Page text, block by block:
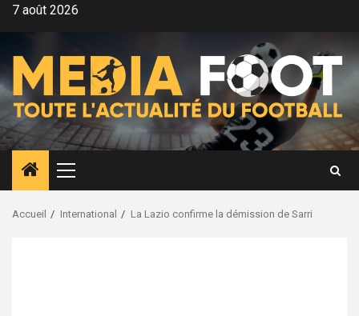
Aller7 août 2026
Menu
principal
Accueil International La Lazio confirme la démission de Sarri